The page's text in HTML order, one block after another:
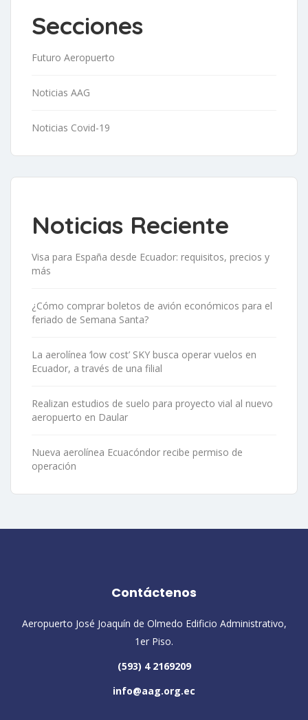
Secciones
Futuro Aeropuerto
Noticias AAG
Noticias Covid-19
Noticias Reciente
Visa para España desde Ecuador: requisitos, precios y
más
¿Cómo comprar boletos de avión económicos para el
feriado de Semana Santa?
La aerolínea ‘low cost’ SKY busca operar vuelos en
Ecuador, a través de una filial
Realizan estudios de suelo para proyecto vial al nuevo
aeropuerto en Daular
Nueva aerolínea Ecuacóndor recibe permiso de
operación
Contáctenos
Aeropuerto José Joaquín de Olmedo Edificio Administrativo,
1er Piso.
(593) 4 2169209
info@aag.org.ec